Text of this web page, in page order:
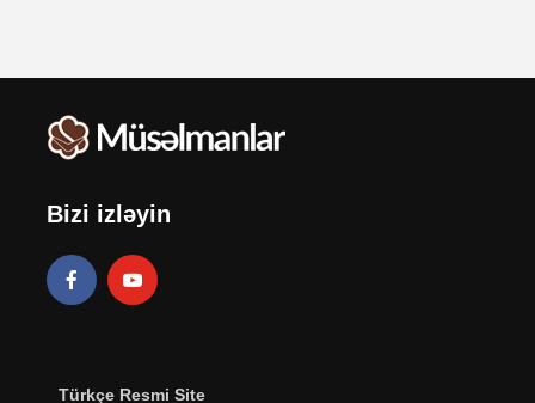
Bizi izləyin
Türkçe Resmi Site